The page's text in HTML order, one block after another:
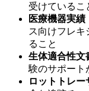
受けているこ
医療機器実績
ス向けフレキ
ること
生体適合性文
験のサポート
ロットトレー